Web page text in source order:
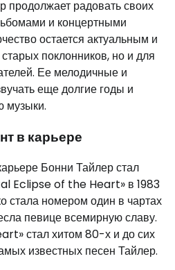
продолжает радовать своих
и концертными
остается актуальным и
поклонников, но и для
Ее мелодичные и
еще долгие годы и
музыки.
в карьере
Бонни Тайлер стал
Eclipse of the Heart» в 1983
стала номером один в чартах
певице всемирную славу.
стал хитом 80-х и до сих
известных песен Тайлер.